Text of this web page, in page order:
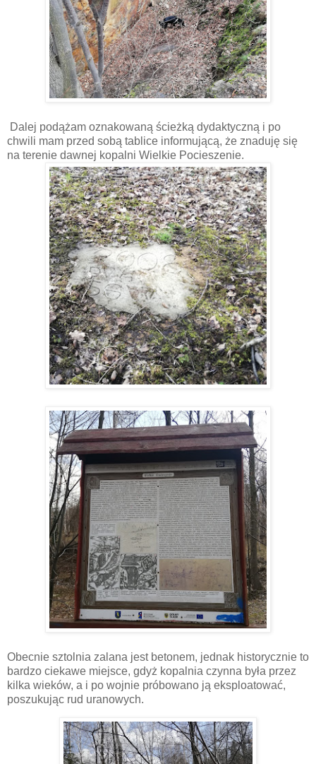
Dalej podążam oznakowaną ścieżką dydaktyczną i po
chwili mam przed sobą tablice informującą, że znaduję się
na terenie dawnej kopalni Wielkie Pocieszenie.
Obecnie sztolnia zalana jest betonem, jednak historycznie to
bardzo ciekawe miejsce, gdyż kopalnia czynna była przez
kilka wieków, a i po wojnie próbowano ją eksploatować,
poszukując rud uranowych.